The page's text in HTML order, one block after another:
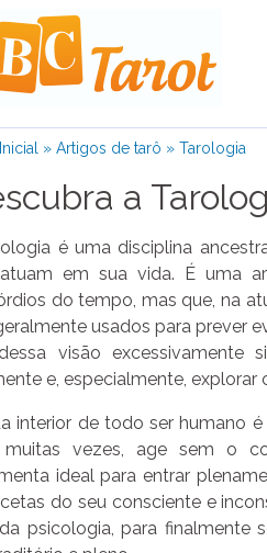
» Artigos de tarô » Tarologia
a
é uma disciplina
em sua vida. É uma
do tempo, mas que, na
usados para prever
visão
e, especialmente, explorar
interior de todo ser humano
muitas vezes, age sem o
ideal para entrar
do seu consciente e
psicologia, para finalmente